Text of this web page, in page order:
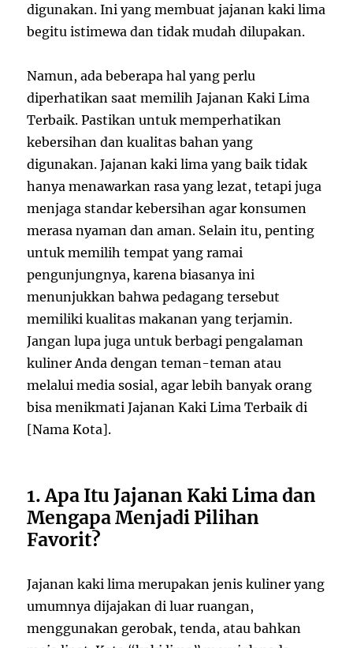
digunakan. Ini yang membuat jajanan kaki lima
begitu istimewa dan tidak mudah dilupakan.
Namun, ada beberapa hal yang perlu
diperhatikan saat memilih Jajanan Kaki Lima
Terbaik. Pastikan untuk memperhatikan
kebersihan dan kualitas bahan yang
digunakan. Jajanan kaki lima yang baik tidak
hanya menawarkan rasa yang lezat, tetapi juga
menjaga standar kebersihan agar konsumen
merasa nyaman dan aman. Selain itu, penting
untuk memilih tempat yang ramai
pengunjungnya, karena biasanya ini
menunjukkan bahwa pedagang tersebut
memiliki kualitas makanan yang terjamin.
Jangan lupa juga untuk berbagi pengalaman
kuliner Anda dengan teman-teman atau
melalui media sosial, agar lebih banyak orang
bisa menikmati Jajanan Kaki Lima Terbaik di
[Nama Kota].
1. Apa Itu Jajanan Kaki Lima dan
Mengapa Menjadi Pilihan
Favorit?
Jajanan kaki lima merupakan jenis kuliner yang
umumnya dijajakan di luar ruangan,
menggunakan gerobak, tenda, atau bahkan